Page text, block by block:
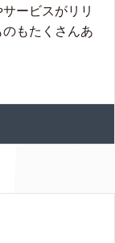
ービスがリリ
もたくさんあ